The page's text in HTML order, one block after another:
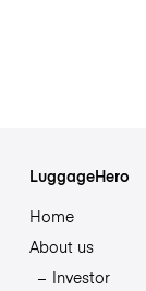
LuggageHero
Home
About us
Investor